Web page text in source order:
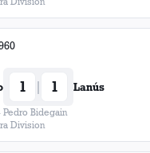
1 | 1 Lanús
Bidegain
Division